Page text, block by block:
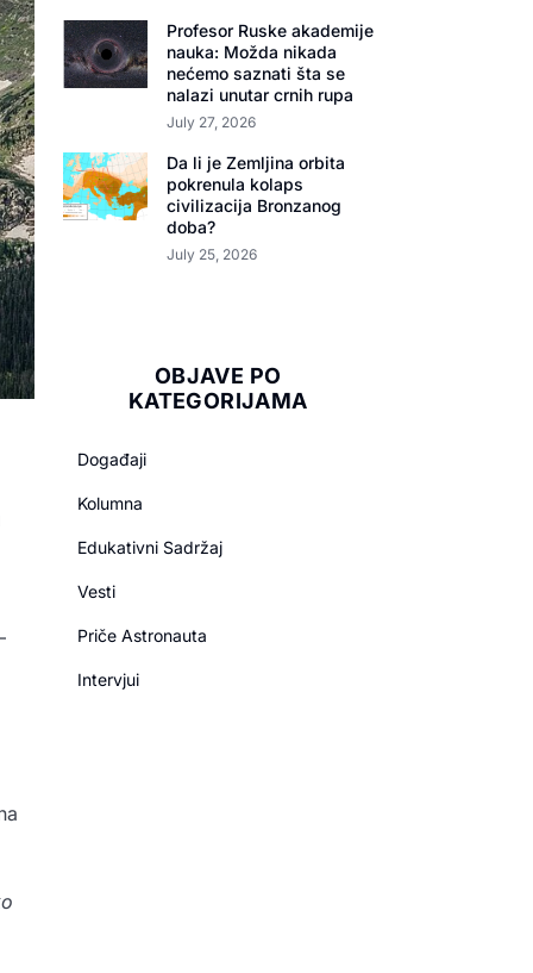
Profesor Ruske akademije
nauka: Možda nikada
nećemo saznati šta se
nalazi unutar crnih rupa
July 27, 2026
Da li je Zemljina orbita
pokrenula kolaps
civilizacija Bronzanog
doba?
July 25, 2026
OBJAVE PO
KATEGORIJAMA
Događaji
Kolumna
Edukativni Sadržaj
Vesti
Priče Astronauta
Intervjui